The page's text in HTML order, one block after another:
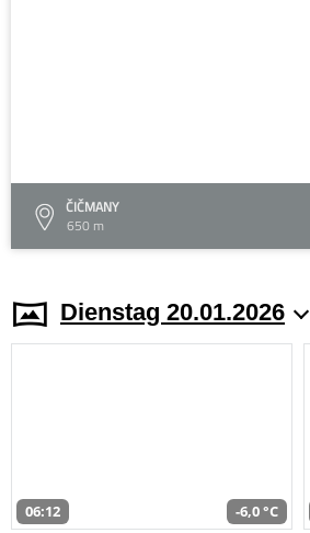
ČIČMANY
650 m
Dienstag 20.01.2026
06:12 -6,0 °C